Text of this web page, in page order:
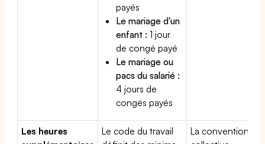
payés
Le mariage d'un
enfant : 1 jour
de congé payé
Le mariage ou
pacs du salarié :
4 jours de
congés payés
Les heures
Le code du travail
La convention